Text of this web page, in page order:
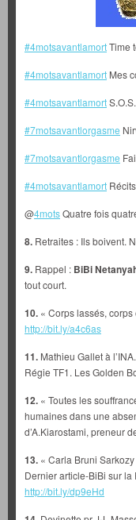
#4motsavantlamortTime
#4motsavantlamort Mes
#4motsavantlamort
#7motsavantlorgasme
#7motsavantlorgasme
#4motsavantlamort
@4motsQuatre fois
8. Retraites : Ils boivent.
9. Rappel : BiBi
tout court.
10. « Corps lassés,
http://bit.ly/a4c6as
11. Mathieu Gallet à
Régie TF1. Les Golden
12. « Toutes les
humaines dans une
d’A.Kiarostami, preneur
13. « Carla Bruni
Dernier article-BiBi sur
http://bit.ly/dp9eHd